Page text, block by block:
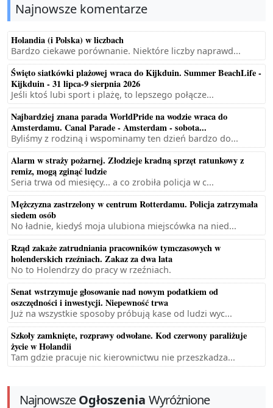
Najnowsze komentarze
Holandia (i Polska) w liczbach
Bardzo ciekawe porównanie. Niektóre liczby naprawd...
Święto siatkówki plażowej wraca do Kijkduin. Summer BeachLife -
Kijkduin - 31 lipca-9 sierpnia 2026
Jeśli ktoś lubi sport i plażę, to lepszego połącze...
Najbardziej znana parada WorldPride na wodzie wraca do
Amsterdamu. Canal Parade - Amsterdam - sobota...
Byliśmy z rodziną i wspominamy ten dzień bardzo do...
Alarm w straży pożarnej. Złodzieje kradną sprzęt ratunkowy z
remiz, mogą zginąć ludzie
Seria trwa od miesięcy... a co zrobiła policja w c...
Mężczyzna zastrzelony w centrum Rotterdamu. Policja zatrzymała
siedem osób
No ładnie, kiedyś moja ulubiona miejscówka na nied...
Rząd zakaże zatrudniania pracowników tymczasowych w
holenderskich rzeźniach. Zakaz za dwa lata
No to Holendrzy do pracy w rzeźniach.
Senat wstrzymuje głosowanie nad nowym podatkiem od
oszczędności i inwestycji. Niepewność trwa
Już na wszystkie sposoby próbują kase od ludzi wyc...
Szkoły zamknięte, rozprawy odwołane. Kod czerwony paraliżuje
życie w Holandii
Tam gdzie pracuje nic kierownictwu nie przeszkadza...
NajnowszeOgłoszenia Wyróżnione